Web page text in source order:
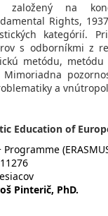
založený na
Rights,
kategórií.
s odborníkmi z
metódu,
a
Education of
Programme
Pinterič, PhD.